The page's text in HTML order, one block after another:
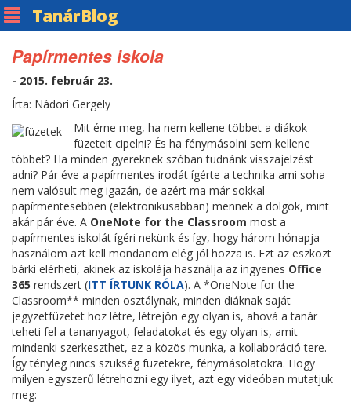
TanárBlog
Papírmentes iskola
- 2015. február 23.
Írta: Nádori Gergely
Mit érne meg, ha nem kellene többet a diákok
füzeteit cipelni? És ha fénymásolni sem kellene
többet? Ha minden gyereknek szóban tudnánk visszajelzést
adni? Pár éve a papírmentes irodát ígérte a technika ami soha
nem valósult meg igazán, de azért ma már sokkal
papírmentesebben (elektronikusabban) mennek a dolgok, mint
akár pár éve. A OneNote for the Classroom most a
papírmentes iskolát ígéri nekünk és így, hogy három hónapja
használom azt kell mondanom elég jól hozza is. Ezt az eszközt
bárki elérheti, akinek az iskolája használja az ingyenes Office
365 rendszert (ITT ÍRTUNK RÓLA). A *OneNote for the
Classroom** minden osztálynak, minden diáknak saját
jegyzetfüzetet hoz létre, létrejön egy olyan is, ahová a tanár
teheti fel a tananyagot, feladatokat és egy olyan is, amit
mindenki szerkeszthet, ez a közös munka, a kollaboráció tere.
Így tényleg nincs szükség füzetekre, fénymásolatokra. Hogy
milyen egyszerű létrehozni egy ilyet, azt egy videóban mutatjuk
meg: